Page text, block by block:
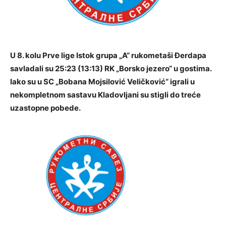
U 8. kolu Prve lige Istok grupa „A“ rukometaši Đerdapa
savladali su 25:23 (13:13) RK „Borsko jezero“ u gostima.
Iako su u SC „Bobana Mojsilović Veličković“ igrali u
nekompletnom sastavu Kladovljani su stigli do treće
uzastopne pobede.